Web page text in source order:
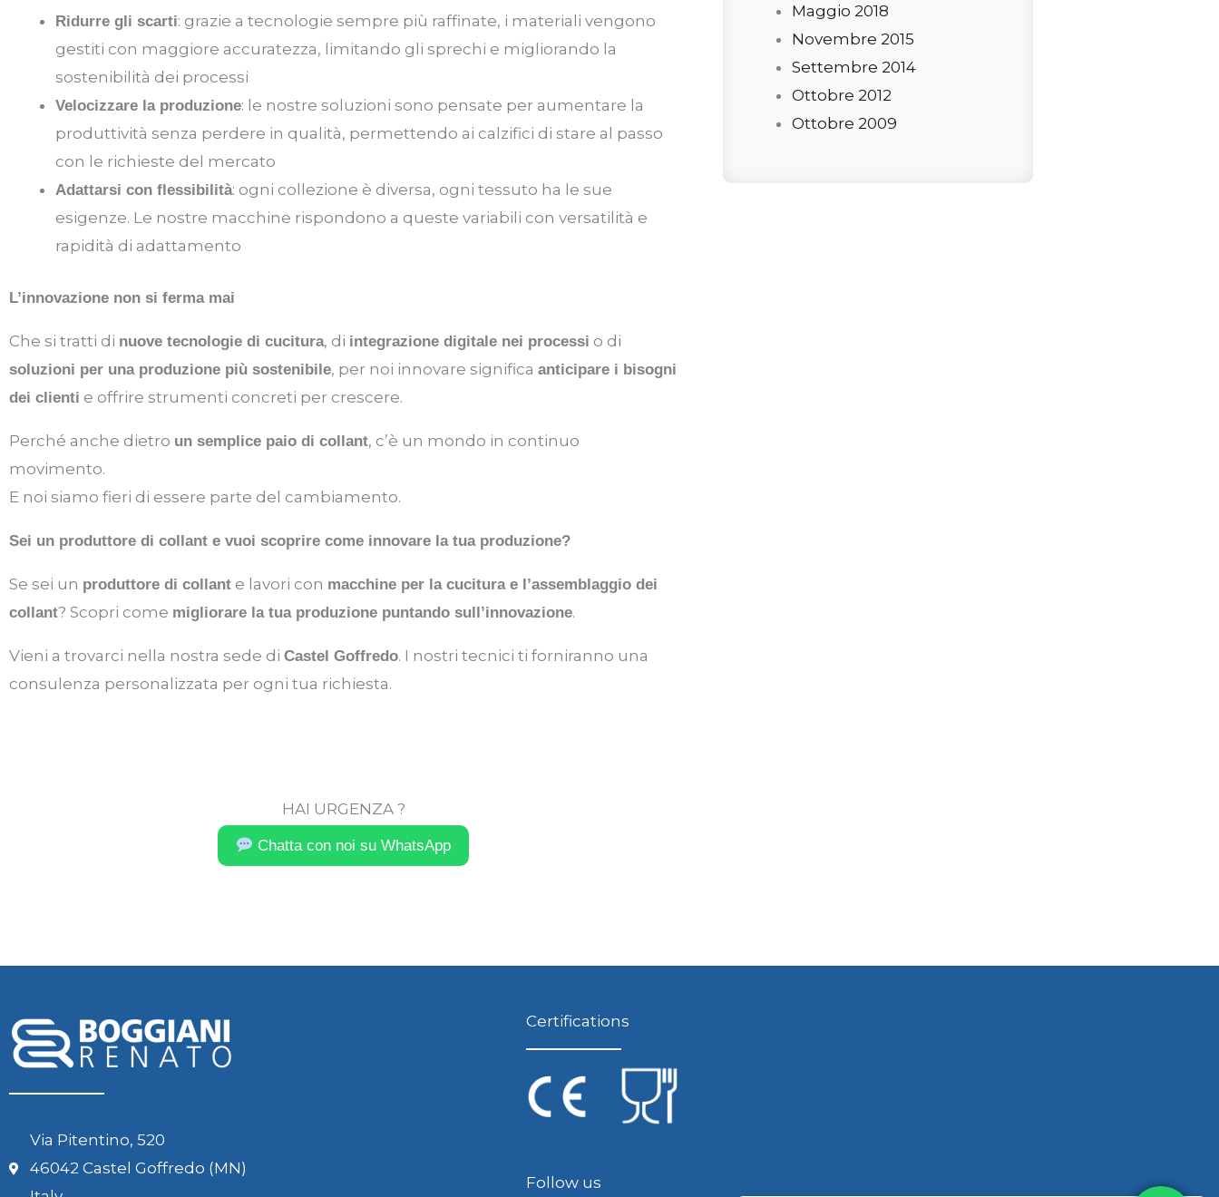
Ridurre gli scarti: grazie a tecnologie sempre più raffinate, i materiali vengono
gestiti con maggiore accuratezza, limitando gli sprechi e migliorando la
sostenibilità dei processi
Velocizzare la produzione: le nostre soluzioni sono pensate per aumentare la
produttività senza perdere in qualità, permettendo ai calzifici di stare al passo
con le richieste del mercato
Adattarsi con flessibilità: ogni collezione è diversa, ogni tessuto ha le sue
esigenze. Le nostre macchine rispondono a queste variabili con versatilità e
rapidità di adattamento
L’innovazione non si ferma mai
Che si tratti di nuove tecnologie di cucitura, di integrazione digitale nei processi o di
soluzioni per una produzione più sostenibile, per noi innovare significa anticipare i bisogni
dei clienti e offrire strumenti concreti per crescere.
Perché anche dietro un semplice paio di collant, c’è un mondo in continuo
movimento.
E noi siamo fieri di essere parte del cambiamento.
Sei un produttore di collant e vuoi scoprire come innovare la tua produzione?
Se sei un produttore di collant e lavori con macchine per la cucitura e l’assemblaggio dei
collant? Scopri come migliorare la tua produzione puntando sull’innovazione.
Vieni a trovarci nella nostra sede di Castel Goffredo. I nostri tecnici ti forniranno una
consulenza personalizzata per ogni tua richiesta.
HAI URGENZA ?
Chatta con noi su WhatsApp
Maggio 2018
Novembre 2015
Settembre 2014
Ottobre 2012
Ottobre 2009
Via Pitentino, 520
46042 Castel Goffredo (MN)
Certifications
Follow us